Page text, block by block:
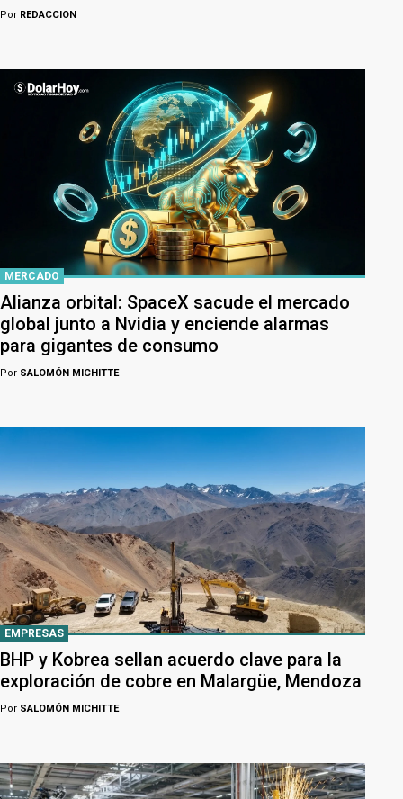
Por REDACCION
MERCADO
Alianza orbital: SpaceX sacude el mercado
global junto a Nvidia y enciende alarmas
para gigantes de consumo
Por SALOMÓN MICHITTE
EMPRESAS
BHP y Kobrea sellan acuerdo clave para la
exploración de cobre en Malargüe, Mendoza
Por SALOMÓN MICHITTE